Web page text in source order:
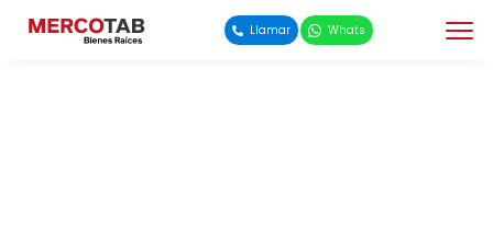
Llamar Whats